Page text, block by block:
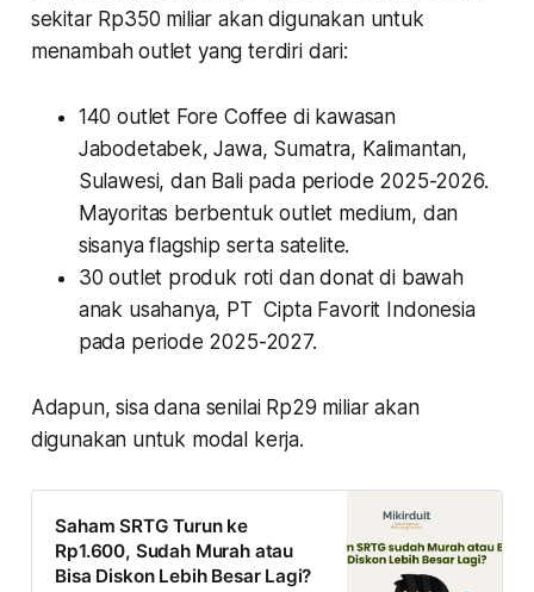
sekitar Rp350 miliar akan digunakan untuk
menambah outlet yang terdiri dari:
140 outlet Fore Coffee di kawasan
Jabodetabek, Jawa, Sumatra, Kalimantan,
Sulawesi, dan Bali pada periode 2025-2026.
Mayoritas berbentuk outlet medium, dan
sisanya flagship serta satelite.
30 outlet produk roti dan donat di bawah
anak usahanya, PT Cipta Favorit Indonesia
pada periode 2025-2027.
Adapun, sisa dana senilai Rp29 miliar akan
digunakan untuk modal kerja.
Saham SRTG Turun ke
Rp1.600, Sudah Murah atau
Bisa Diskon Lebih Besar Lagi?